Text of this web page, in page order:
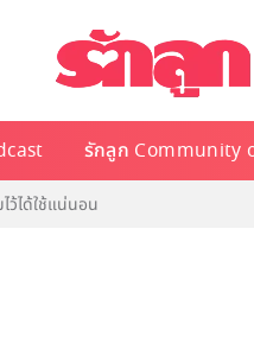
รักลูก Community
ว้ได้ใช้แน่นอน